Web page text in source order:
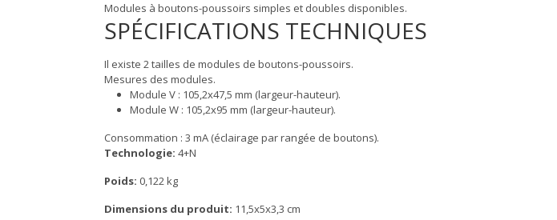
Modules à boutons-poussoirs simples et doubles disponibles.
SPÉCIFICATIONS TECHNIQUES
Il existe 2 tailles de modules de boutons-poussoirs.
Mesures des modules.
Module V : 105,2x47,5 mm (largeur-hauteur).
Module W : 105,2x95 mm (largeur-hauteur).
Consommation : 3 mA (éclairage par rangée de boutons).
Technologie: 4+N
Poids: 0,122 kg
Dimensions du produit: 11,5x5x3,3 cm